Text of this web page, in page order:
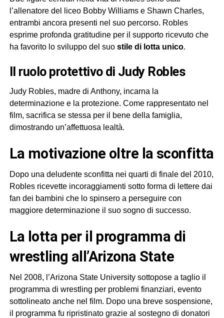
l’allenatore del liceo Bobby Williams e Shawn Charles,
entrambi ancora presenti nel suo percorso. Robles
esprime profonda gratitudine per il supporto ricevuto che
ha favorito lo sviluppo del suo stile di lotta unico.
Il ruolo protettivo di Judy Robles
Judy Robles, madre di Anthony, incarna la
determinazione e la protezione. Come rappresentato nel
film, sacrifica se stessa per il bene della famiglia,
dimostrando un’affettuosa lealtà.
La motivazione oltre la sconfitta
Dopo una deludente sconfitta nei quarti di finale del 2010,
Robles ricevette incoraggiamenti sotto forma di lettere dai
fan dei bambini che lo spinsero a perseguire con
maggiore determinazione il suo sogno di successo.
La lotta per il programma di
wrestling all’Arizona State
Nel 2008, l’Arizona State University sottopose a taglio il
programma di wrestling per problemi finanziari, evento
sottolineato anche nel film. Dopo una breve sospensione,
il programma fu ripristinato grazie al sostegno di donatori